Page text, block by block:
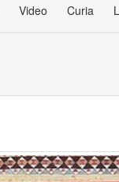
Video Curia